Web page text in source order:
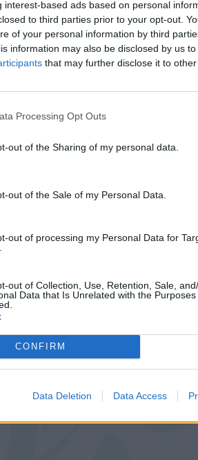
interest-based ads based on personal
to third parties prior to your opt-out.
of your personal information by third
information may also be disclosed by us
that may further disclose it to other
Processing Opt Outs
out of the Sharing of my personal data.
out of the Sale of my Personal Data.
out of processing my Personal Data for
out of Collection, Use, Retention, Sale,
Data that Is Unrelated with the
CONFIRM
Data Deletion Data Access
non disponibili.